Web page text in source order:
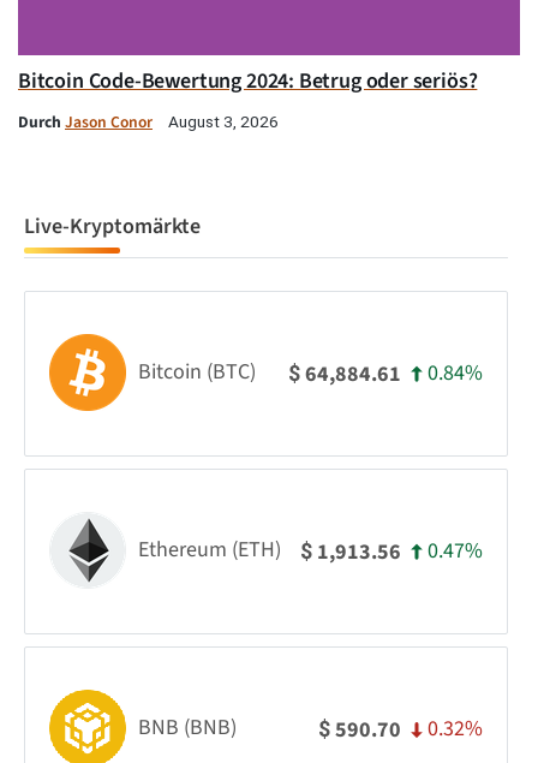
Bitcoin Code-Bewertung 2024: Betrug oder seriös?
Durch Jason Conor August 3, 2026
Live-Kryptomärkte
Bitcoin (BTC) $64,884.61 0.84%
Ethereum (ETH) $ 1,913.56 0.47%
BNB (BNB) $590.70 0.32%